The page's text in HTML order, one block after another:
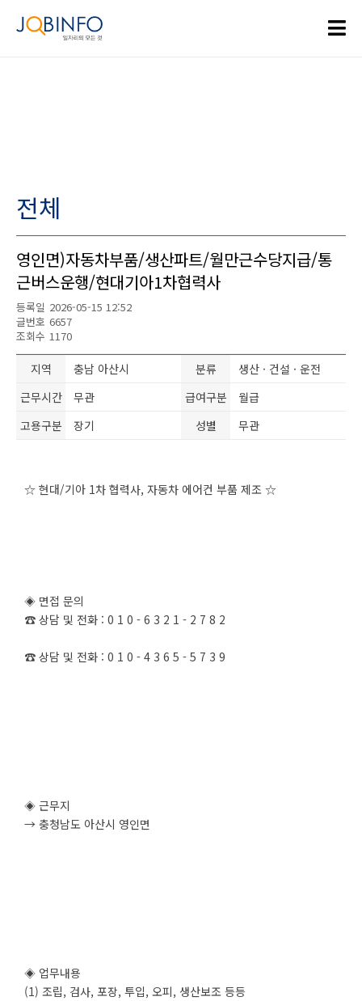
전체
영인면)자동차부품/생산파트/월만근수당지급/통
근버스운행/현대기아1차협력사
등록일 2026-05-15 12:52
글번호 6657
조회수 1170
지역 충남 아산시 분류
생산 · 건설 · 운전
근무시간
무관 급여구분
월급
고용구분
장기 성별 무관
☆ 현대/기아 1차 협력사, 자동차 에어컨 부품 제조 ☆
◈ 면접 문의
☎ 상담 및 전화 : 0 1 0 - 6 3 2 1 - 2 7 8 2
☎ 상담 및 전화 : 0 1 0 - 4 3 6 5 - 5 7 3 9
◈ 근무지
→ 충청남도 아산시 영인면
◈ 업무내용
(1) 조립, 검사, 포장, 투입, 오피, 생산보조 등등